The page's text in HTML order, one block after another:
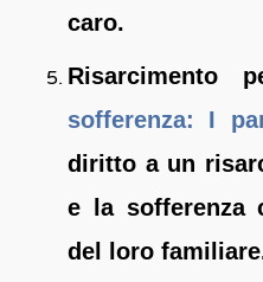
caro.
sofferenza: I
diritto a un
e la sofferenza
del loro